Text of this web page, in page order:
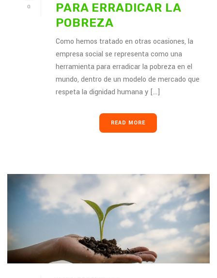
0
PARA ERRADICAR LA
POBREZA
Como hemos tratado en otras ocasiones, la
empresa social se representa como una
herramienta para erradicar la pobreza en el
mundo, dentro de un modelo de mercado que
respeta la dignidad humana y [...]
READ MORE